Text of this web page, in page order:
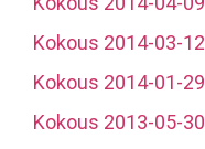
Kokous 2014-03-12
Kokous 2014-01-29
Kokous 2013-05-30